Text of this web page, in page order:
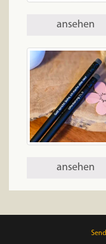
ansehen
ansehen